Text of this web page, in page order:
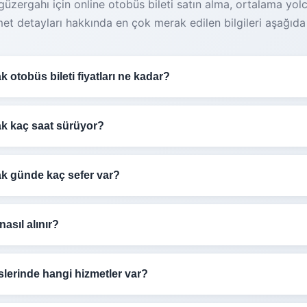
için online otobüs bileti satın alma, ortalama
detayları hakkında en çok merak edilen bilgileri
otobüs bileti fiyatları ne kadar?
arasında değişmektedir.
ve dönemsel kampanyalara göre farklılık gösterebilir.
kaç saat sürüyor?
otobüs yolculuğu trafik durumuna ve güzergaha göre
günde kaç sefer var?
1 adet sefer
gece geç saatlere kadar farklı sefer seçenekleriyle
alınır?
online otobüs bileti almak çok kolay:
size uygun seferi seçin
hangi hizmetler var?
konforunuz için birçok hizmet sunulmaktadır: